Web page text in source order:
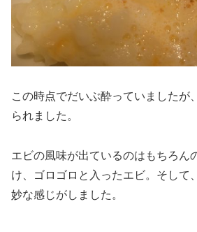
この時点でだいぶ酔っていましたが
られました。
エビの風味が出ているのはもちろん
け、ゴロゴロと入ったエビ。そして
妙な感じがしました。